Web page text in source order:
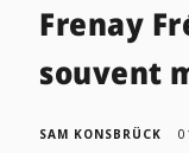
Frenay
souvent
SAM KONSBRÜCK